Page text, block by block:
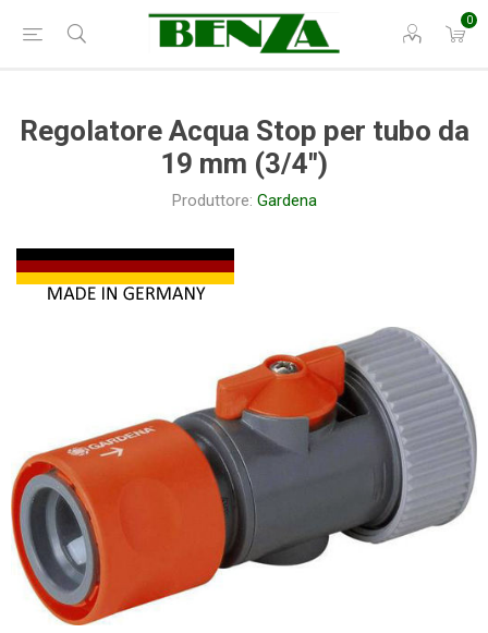
0
Regolatore Acqua Stop per tubo da
19 mm (3/4")
Produttore: Gardena